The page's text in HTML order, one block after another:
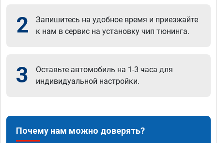
2
Запишитесь на удобное время и приезжайте
к нам в сервис на установку чип тюнинга.
3
Оставьте автомобиль на 1-3 часа для
индивидуальной настройки.
Почему нам можно доверять?